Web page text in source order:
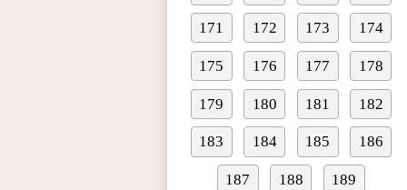
171 172 173 174
175 176 177 178
179 180 181 182
183 184 185 186
187 188 189